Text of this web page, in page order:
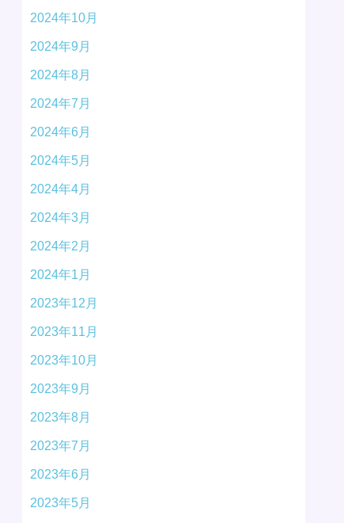
2024年10月
2024年9月
2024年8月
2024年7月
2024年6月
2024年5月
2024年4月
2024年3月
2024年2月
2024年1月
2023年12月
2023年11月
2023年10月
2023年9月
2023年8月
2023年7月
2023年6月
2023年5月